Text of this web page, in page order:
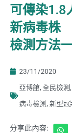
可傳染1.8
新病毒株
檢測方法一
23/11/2020
亞博館, 全民檢測 ,
病毒檢測 , 新型冠
分享此內容: